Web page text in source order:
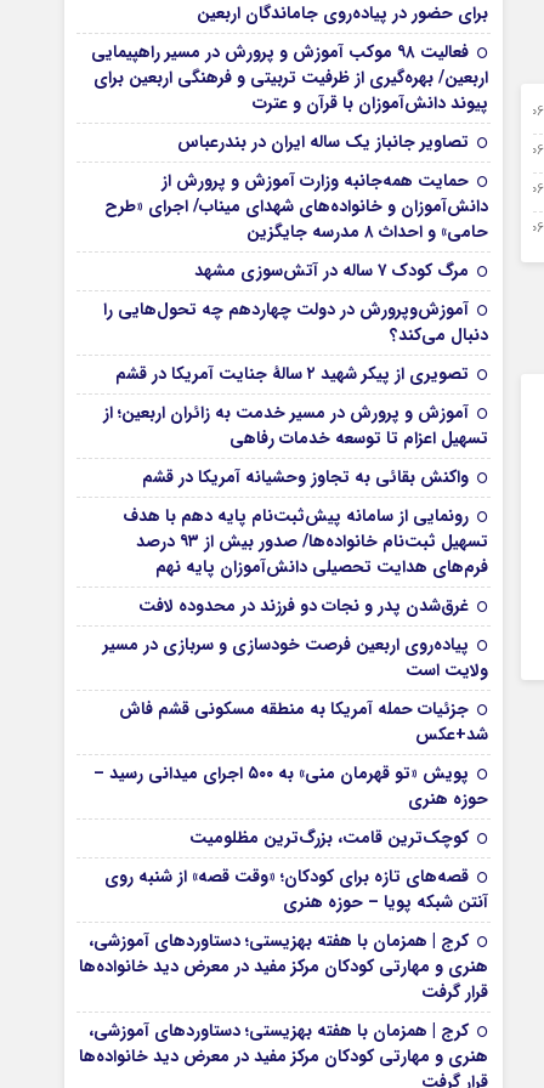
06 آگوست 2026
06 آگوست 2026
06 آگوست 2026
06 آگوست 2026
برای حضور در پیاده‌روی جاماندگان اربعین
فعالیت ۹۸ موکب آموزش و پرورش در مسیر راهپیمایی
اربعین/ بهره‌گیری از ظرفیت تربیتی و فرهنگی اربعین برای
پیوند دانش‌آموزان با قرآن و عترت
تصاویر جانباز یک ساله ایران در بندرعباس
حمایت همه‌جانبه وزارت آموزش و پرورش از
دانش‌آموزان و خانواده‌های شهدای میناب/ اجرای «طرح
حامی» و احداث ۸ مدرسه جایگزین
مرگ کودک ۷ ساله در آتش‌سوزی مشهد
آموزش‌وپرورش در دولت چهاردهم چه تحول‌هایی را
دنبال می‌کند؟
تصویری از پیکر شهید ۲ سالۀ جنایت آمریکا در قشم
آموزش و پرورش در مسیر خدمت به زائران اربعین؛ از
تسهیل اعزام تا توسعه خدمات رفاهی
واکنش بقائی به تجاوز وحشیانه آمریکا در قشم
رونمایی از سامانه پیش‌ثبت‌نام پایه دهم با هدف
تسهیل ثبت‌نام خانواده‌ها/ صدور بیش از ۹۳ درصد
فرم‌های هدایت تحصیلی دانش‌آموزان پایه نهم
غرق‌شدن پدر و نجات دو فرزند در محدوده لافت
پیاده‌روی اربعین فرصت خودسازی و سربازی در مسیر
ولایت است
جزئیات حمله آمریکا به منطقه مسکونی قشم فاش
شد+عکس
پویش «تو قهرمان منی» به ۵۰۰ اجرای میدانی رسید –
حوزه هنری
کوچک‌ترین قامت، بزرگ‌ترین مظلومیت
قصه‌های تازه برای کودکان؛ «وقت قصه» از شنبه روی
آنتن شبکه پویا – حوزه هنری
کرج | همزمان با هفته بهزیستی؛ دستاوردهای آموزشی،
هنری و مهارتی کودکان مرکز مفید در معرض دید خانواده‌ها
قرار گرفت
کرج | همزمان با هفته بهزیستی؛ دستاوردهای آموزشی،
هنری و مهارتی کودکان مرکز مفید در معرض دید خانواده‌ها
قرار گرفت